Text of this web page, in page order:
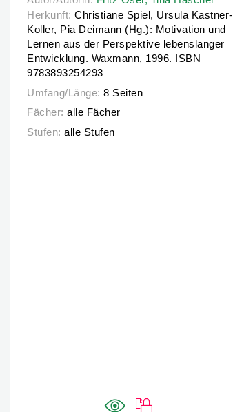
Herkunft: Christiane Spiel, Ursula Kastner-
Koller, Pia Deimann (Hg.): Motivation und
Lernen aus der Perspektive lebenslanger
Entwicklung. Waxmann, 1996. ISBN
9783893254293
Umfang/Länge: 8 Seiten
Fächer: alle Fächer
Stufen: alle Stufen